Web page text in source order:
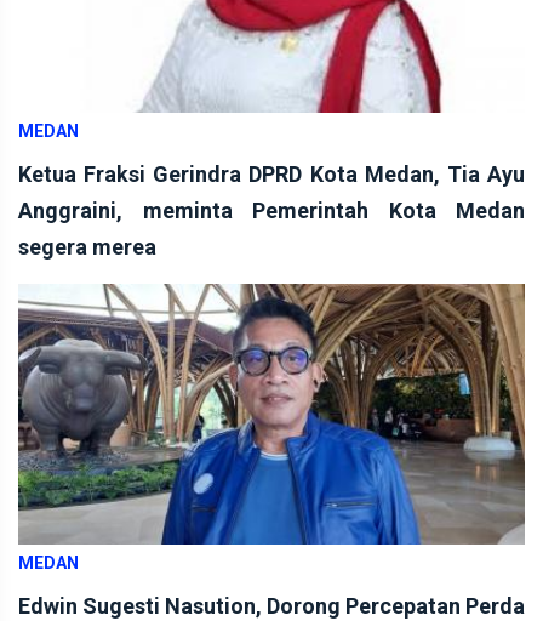
MEDAN
Ketua Fraksi Gerindra DPRD Kota Medan, Tia Ayu
Anggraini, meminta Pemerintah Kota Medan
segera merea
MEDAN
Edwin Sugesti Nasution, Dorong Percepatan Perda